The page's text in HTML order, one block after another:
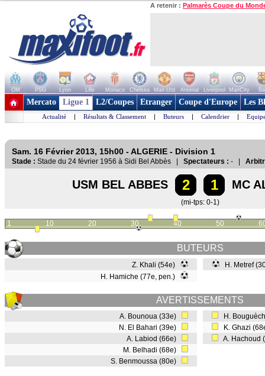
A retenir : Palmarès Coupe du
OM PSG Lyon Lille Monaco Chelsea Man Utd Arsenal Liverpool ManCity
+ de clubs
Mercato Ligue 1 L2/Coupes Etranger Coupe d'Europe Les
Actualité | Résultats & Classement | Buteurs | Calendrier |
Sam. 16 Février 2013, 15h00 - ALGERIE - Division 1
Stade : Stade du 24 février 1956 à Sidi Bel Abbès | Spectateurs : - |
USM BEL ABBES 2 1 MC
(mi-tps: 0-1)
1 10 20 30 40 50
BUTEURS
Z. Khali (54e)
H. Hamiche (77e, pen.)
H. Metref
AVERTISSEMENTS
A. Bounoua (33e)
N. El Bahari (39e)
A. Labiod (66e)
M. Belhadi (68e)
S. Benmoussa (80e)
H.
K. Ghazi
A. Hachoud